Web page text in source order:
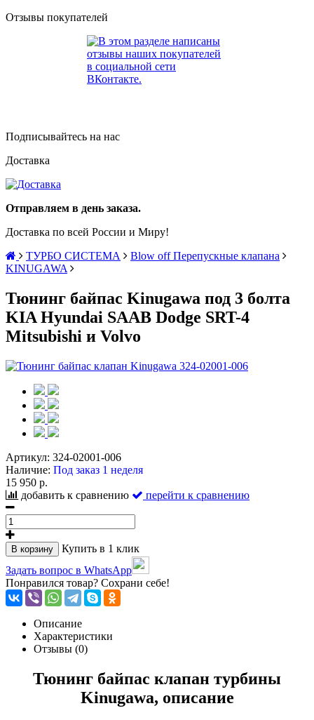
Отзывы покупателей
Подписывайтесь на нас
Доставка
Отправляем в день заказа.
Доставка по всей России и Миру!
ТУРБО СИСТЕМА
Blow off Перепускные клапана
KINUGAWA
Тюнинг байпас Kinugawa под 3 болта
KIA Hyundai SAAB Dodge SRT-4
Mitsubishi и Volvo
Артикул: 324-02001-006
Наличие: Под заказ 1 неделя
15 950 р.
добавить к сравнению
перейти к сравнению
В корзину
Купить в 1 клик
Задать вопрос в WhatsApp
Понравился товар? Сохрани себе!
Описание
Характеристики
Отзывы (0)
Тюнинг байпас клапан турбины
Kinugawa, описание